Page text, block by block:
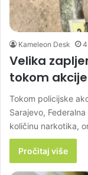
Kameleon Desk
Velika
tokom
Tokom policijske
Sarajevo,
količinu narkotika,
Pročitaj više